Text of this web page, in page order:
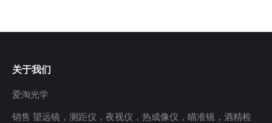
关于我们
爱淘光学
销售 望远镜，测距仪，夜视仪，热成像仪，瞄准镜，酒精检